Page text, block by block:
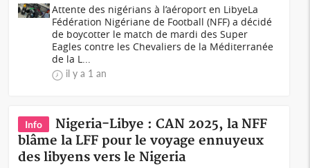
Attente des nigérians à l’aéroport en LibyeLa
Fédération Nigériane de Football (NFF) a décidé
de boycotter le match de mardi des Super
Eagles contre les Chevaliers de la Méditerranée
de la L...
il y a 1 an
Info
Nigeria-Libye : CAN 2025, la NFF
blâme la LFF pour le voyage ennuyeux
des libyens vers le Nigeria